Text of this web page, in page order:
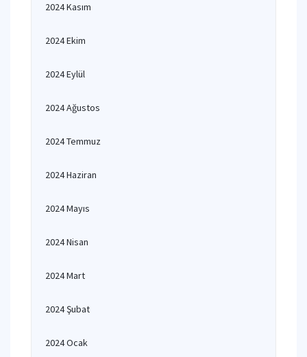
2024 Kasım
2024 Ekim
2024 Eylül
2024 Ağustos
2024 Temmuz
2024 Haziran
2024 Mayıs
2024 Nisan
2024 Mart
2024 Şubat
2024 Ocak